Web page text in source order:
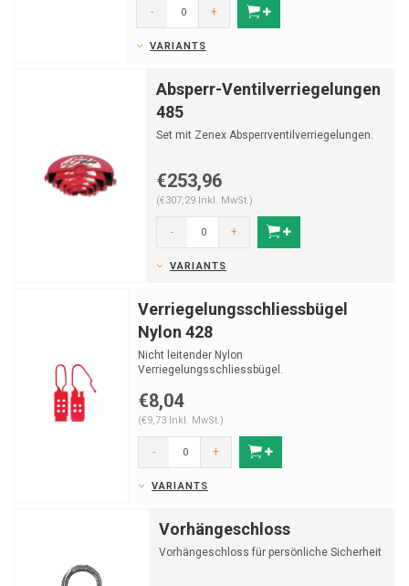
- +
VARIANTS
Absperr-Ventilverriegelungen
485
Set mit Zenex Absperrventilverriegelungen.
€253,96
(€307,29 Inkl. MwSt.)
- +
VARIANTS
Verriegelungsschliessbügel
Nylon 428
Nicht leitender Nylon
Verriegelungsschliessbügel.
€8,04
(€9,73 Inkl. MwSt.)
- +
VARIANTS
Vorhängeschloss
Vorhängeschloss für persönliche Sicherheit